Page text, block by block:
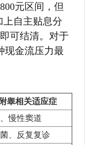
元区间，但
上自主贴息分
可结清。对于
现金流压力最
附睾相关适应症
慢性窦道
、反复复诊